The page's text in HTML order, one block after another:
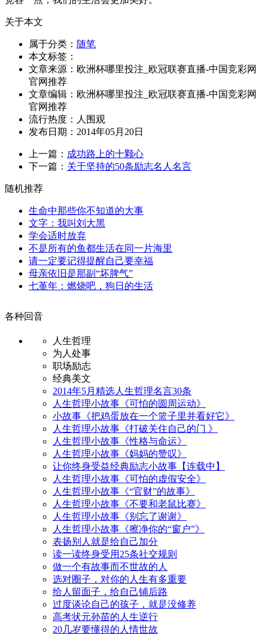
关于本文
属于分类： 随笔
本文标签：
文章来源：欧洲杯哪里投注_欧冠联赛直播-中国竞彩网
官网推荐
文章编辑：欧洲杯哪里投注_欧冠联赛直播-中国竞彩网
官网推荐
流行热度： 人围观
发布日期：2014年05月20日
上一篇： 成功路上的十颗心
下一篇： 关于坚持的50条励志名人名言
随机推荐
生命中那些你不知道的大事
文字：我叫刘大黑
学会适时放弃
不是所有的鱼都生活在同一片海里
请一定要记得提醒自己要幸福
母亲依旧是那副“坏脾气”
七堇年：燃烧吧，狗日的生活
各种回音
人生哲理
为人处事
职场励志
经典美文
2014年5月精选人生哲理名言30条
人生哲理小故事《可怕的圆周运动》
小故事《把鸡蛋放在一个篮子里并看好它》
人生哲理小故事《打破关住自己的门 》
人生哲理小故事《性格与命运》
人生哲理小故事《妈妈的赞叹》
让你终身受益经典励志小故事【连载中】
人生哲理小故事《可怕的虚假安全》
人生哲理小故事《“官财”的故事》
人生哲理小故事《不要和老鼠比赛》
人生哲理小故事《别忘了谢谢》
人生哲理小故事《擦净你的“窗户”》
表扬别人就是给自己加分
读一读终身受用25条社交规则
做一个有故事而不世故的人
选对圈子，对你的人生有多重要
给人留面子，给自己铺后路
过度谈论自己的孩子，就是没修养
高考状元孙苗的人生逆行
20几岁要懂得的人情世故